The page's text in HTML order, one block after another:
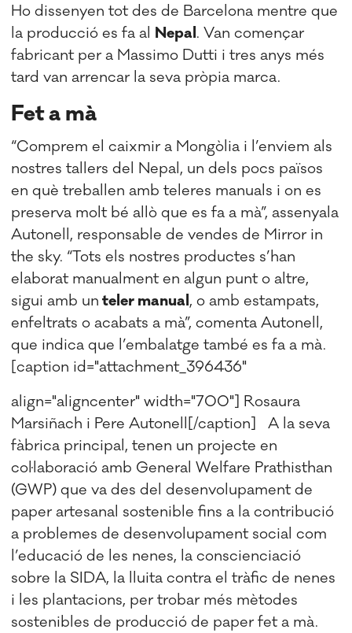
Ho dissenyen tot des de Barcelona mentre que
la producció es fa al Nepal . Van començar
fabricant per a Massimo Dutti i tres anys més
tard van arrencar la seva pròpia marca.
Fet a mà
“Comprem el caixmir a Mongòlia i l’enviem als
nostres tallers del Nepal, un dels pocs països
en què treballen amb teleres manuals i on es
preserva molt bé allò que es fa a mà”, assenyala
Autonell, responsable de vendes de Mirror in
the sky. “Tots els nostres productes s’han
elaborat manualment en algun punt o altre,
sigui amb un teler manual, o amb estampats,
enfeltrats o acabats a mà”, comenta Autonell,
que indica que l’embalatge també es fa a mà.
[caption id="attachment_396436"
align="aligncenter" width="700"] Rosaura
Marsiñach i Pere Autonell[/caption] A la seva
fàbrica principal, tenen un projecte en
col·laboració amb General Welfare Prathisthan
(GWP) que va des del desenvolupament de
paper artesanal sostenible fins a la contribució
a problemes de desenvolupament social com
l’educació de les nenes, la conscienciació
sobre la SIDA, la lluita contra el tràfic de nenes
i les plantacions, per trobar més mètodes
sostenibles de producció de paper fet a mà.